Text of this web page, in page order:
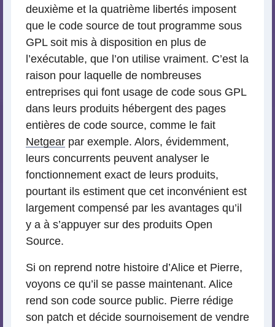
deuxième et la quatrième libertés imposent
que le code source de tout programme sous
GPL soit mis à disposition en plus de
l’exécutable, que l’on utilise vraiment. C’est la
raison pour laquelle de nombreuses
entreprises qui font usage de code sous GPL
dans leurs produits hébergent des pages
entières de code source, comme le fait
Netgear par exemple. Alors, évidemment,
leurs concurrents peuvent analyser le
fonctionnement exact de leurs produits,
pourtant ils estiment que cet inconvénient est
largement compensé par les avantages qu’il
y a à s’appuyer sur des produits Open
Source.
Si on reprend notre histoire d’Alice et Pierre,
voyons ce qu’il se passe maintenant. Alice
rend son code source public. Pierre rédige
son patch et décide sournoisement de vendre